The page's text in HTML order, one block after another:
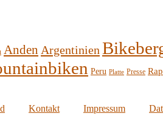
Anden Argentinien
Peru Platte Presse
Kontakt Impressum